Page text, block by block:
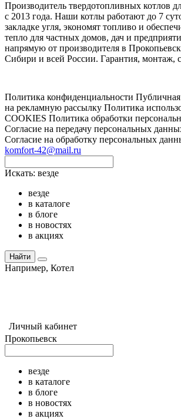
Производитель твердотопливных котлов
с 2013 года. Наши котлы работают до 7
закладке угля, экономят топливо и
тепло для частных домов, дач и
напрямую от производителя в
Сибири и всей России. Гарантия, монтаж,
Политика конфиденциальности Публичная
на рекламную рассылку Политика
COOKIES Политика обработки
Согласие на передачу персональных
Согласие на обработку персональных
komfort-42@mail.ru
Искать: везде
везде
в каталоге
в блоге
в новостях
в акциях
Найти
Например, Котел
Личный кабинет
Прокопьевск
везде
в каталоге
в блоге
в новостях
в акциях